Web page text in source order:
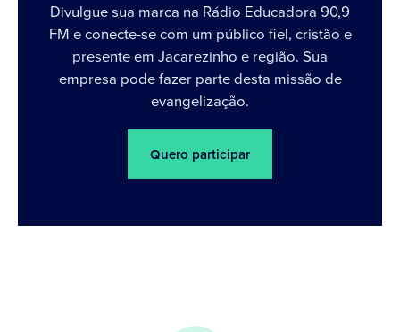
Divulgue sua marca na Rádio Educadora 90,9
FM e conecte-se com um público fiel, cristão e
presente em Jacarezinho e região. Sua
empresa pode fazer parte desta missão de
evangelização.
Quero participar